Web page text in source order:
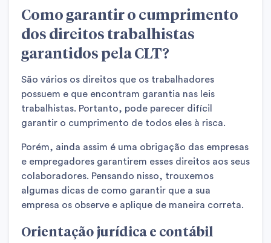
Como garantir o cumprimento
dos direitos trabalhistas
garantidos pela CLT?
São vários os direitos que os trabalhadores
possuem e que encontram garantia nas leis
trabalhistas. Portanto, pode parecer difícil
garantir o cumprimento de todos eles à risca.
Porém, ainda assim é uma obrigação das empresas
e empregadores garantirem esses direitos aos seus
colaboradores. Pensando nisso, trouxemos
algumas dicas de como garantir que a sua
empresa os observe e aplique de maneira correta.
Orientação jurídica e contábil